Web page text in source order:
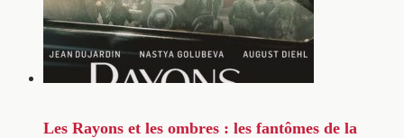
Les Rayons et les ombres : les fantômes de la